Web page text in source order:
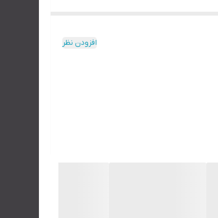
افزودن نظر